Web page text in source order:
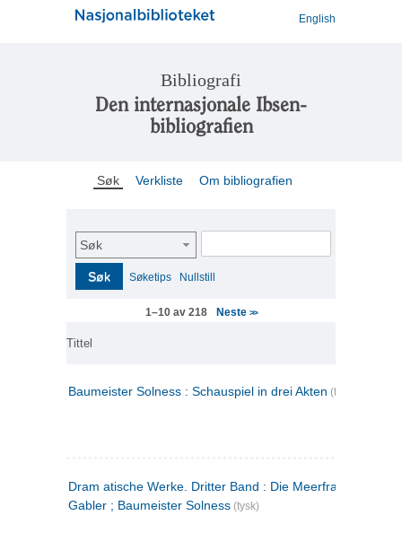
English
Bibliografi
Den internasjonale Ibsen-
bibliografien
Søk Verkliste Om bibliografien
Søk
Søk Søketips Nullstill
1–10 av 218 Neste >>
Tittel
Baumeister Solness : Schauspiel in drei Akten (tysk)
Dram atische Werke. Dritter Band : Die Meerfrau ; Hedda
Gabler ; Baumeister Solness (tysk)